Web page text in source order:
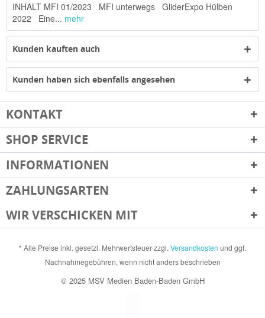
INHALT MFI 01/2023 MFI unterwegs GliderExpo Hülben
2022 Eine... mehr
Kunden kauften auch
Kunden haben sich ebenfalls angesehen
KONTAKT
SHOP SERVICE
INFORMATIONEN
ZAHLUNGSARTEN
WIR VERSCHICKEN MIT
* Alle Preise inkl. gesetzl. Mehrwertsteuer zzgl. Versandkosten und ggf.
Nachnahmegebühren, wenn nicht anders beschrieben
© 2025 MSV Medien Baden-Baden GmbH